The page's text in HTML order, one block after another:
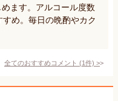
ます。アルコール度数
め。毎日の晩酌やカク
全てのおすすめコメント (1件) >